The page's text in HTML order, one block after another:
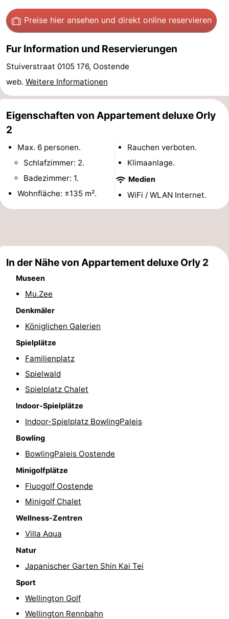
Frühstück)
Strand
Sehen
tun
Museen
-
Kirchen
-
Aussichtspunkte
Attraktionen
Rundfahrten
-
Spielplätze
Bowling
-
Minigolfplätze
Wellness-
Zentren
Dörfer
Städte
Sport
Schwimmbader
Radfahren
Wandern
Reiten
Golfplatze
Surfen
Essen
trinken
Praktisch
Forum
Route
Preise hier ansehen und direkt online reservieren
Fur Information und Reservierungen
Stuiverstraat 0105 176, Oostende
web. Weitere Informationen
Eigenschaften von Appartement deluxe Orly
2
Max. 6 personen.
Schlafzimmer: 2.
Badezimmer: 1.
Wohnfläche: ±135 m².
Rauchen verboten.
Klimaanlage.
Medien
WiFi / WLAN Internet.
In der Nähe von Appartement deluxe Orly 2
Museen
Mu.Zee
Denkmäler
Königlichen Galerien
Spielplätze
Familienplatz
Spielwald
Spielplatz Chalet
Indoor-Spielplätze
Indoor-Spielplatz BowlingPaleis
Bowling
BowlingPaleis Oostende
Minigolfplätze
Fluogolf Oostende
Minigolf Chalet
Wellness-Zentren
Villa Aqua
Natur
Japanischer Garten Shin Kai Tei
Sport
Wellington Golf
Wellington Rennbahn